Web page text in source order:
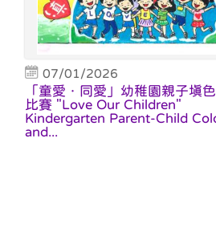
07/01/2026
「童愛．同愛」幼稚園親子填
比賽 "Love Our Children"
Kindergarten Parent-Child
and...